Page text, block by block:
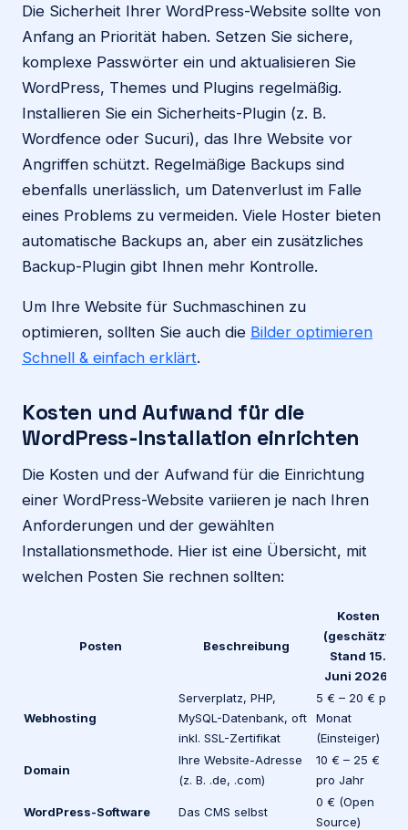
Die Sicherheit Ihrer WordPress-Website sollte von
Anfang an Priorität haben. Setzen Sie sichere,
komplexe Passwörter ein und aktualisieren Sie
WordPress, Themes und Plugins regelmäßig.
Installieren Sie ein Sicherheits-Plugin (z. B.
Wordfence oder Sucuri), das Ihre Website vor
Angriffen schützt. Regelmäßige Backups sind
ebenfalls unerlässlich, um Datenverlust im Falle
eines Problems zu vermeiden. Viele Hoster bieten
automatische Backups an, aber ein zusätzliches
Backup-Plugin gibt Ihnen mehr Kontrolle.
Um Ihre Website für Suchmaschinen zu
optimieren, sollten Sie auch die Bilder optimieren
Schnell & einfach erklärt.
Kosten und Aufwand für die
WordPress-Installation einrichten
Die Kosten und der Aufwand für die Einrichtung
einer WordPress-Website variieren je nach Ihren
Anforderungen und der gewählten
Installationsmethode. Hier ist eine Übersicht, mit
welchen Posten Sie rechnen sollten:
Posten Beschreibung
Kosten
(geschätzt,
Stand 15.
Juni 2026)
Webhosting
Serverplatz, PHP,
MySQL-Datenbank, oft
inkl. SSL-Zertifikat
5 € – 20 € pro
Monat
(Einsteiger)
Domain
Ihre Website-Adresse
(z. B. .de, .com)
10 € – 25 €
pro Jahr
WordPress-Software Das CMS selbst
0 € (Open
Source)